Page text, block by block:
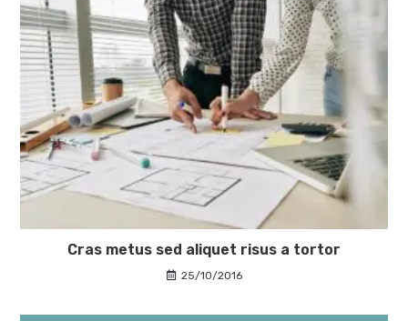
Cras metus sed aliquet risus a tortor
25/10/2016